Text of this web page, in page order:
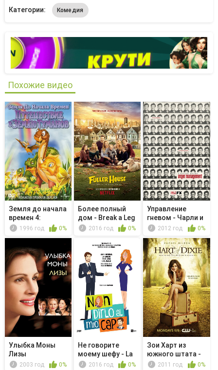
Категории:
Комедия
Похожие видео
Земля до начала
времен 4:
Путешествие...
1996 год 0%
Более полный
дом - Break a Leg
2016 год 0%
Управление
гневом - Чарли и
проститутка
2012 год 0%
Улыбка Моны
Лизы
2003 год 0%
Не говорите
моему шефу - La
vita che ...
2016 год 0%
Зои Харт из
южного штата -
Чудеса2011 год 0%